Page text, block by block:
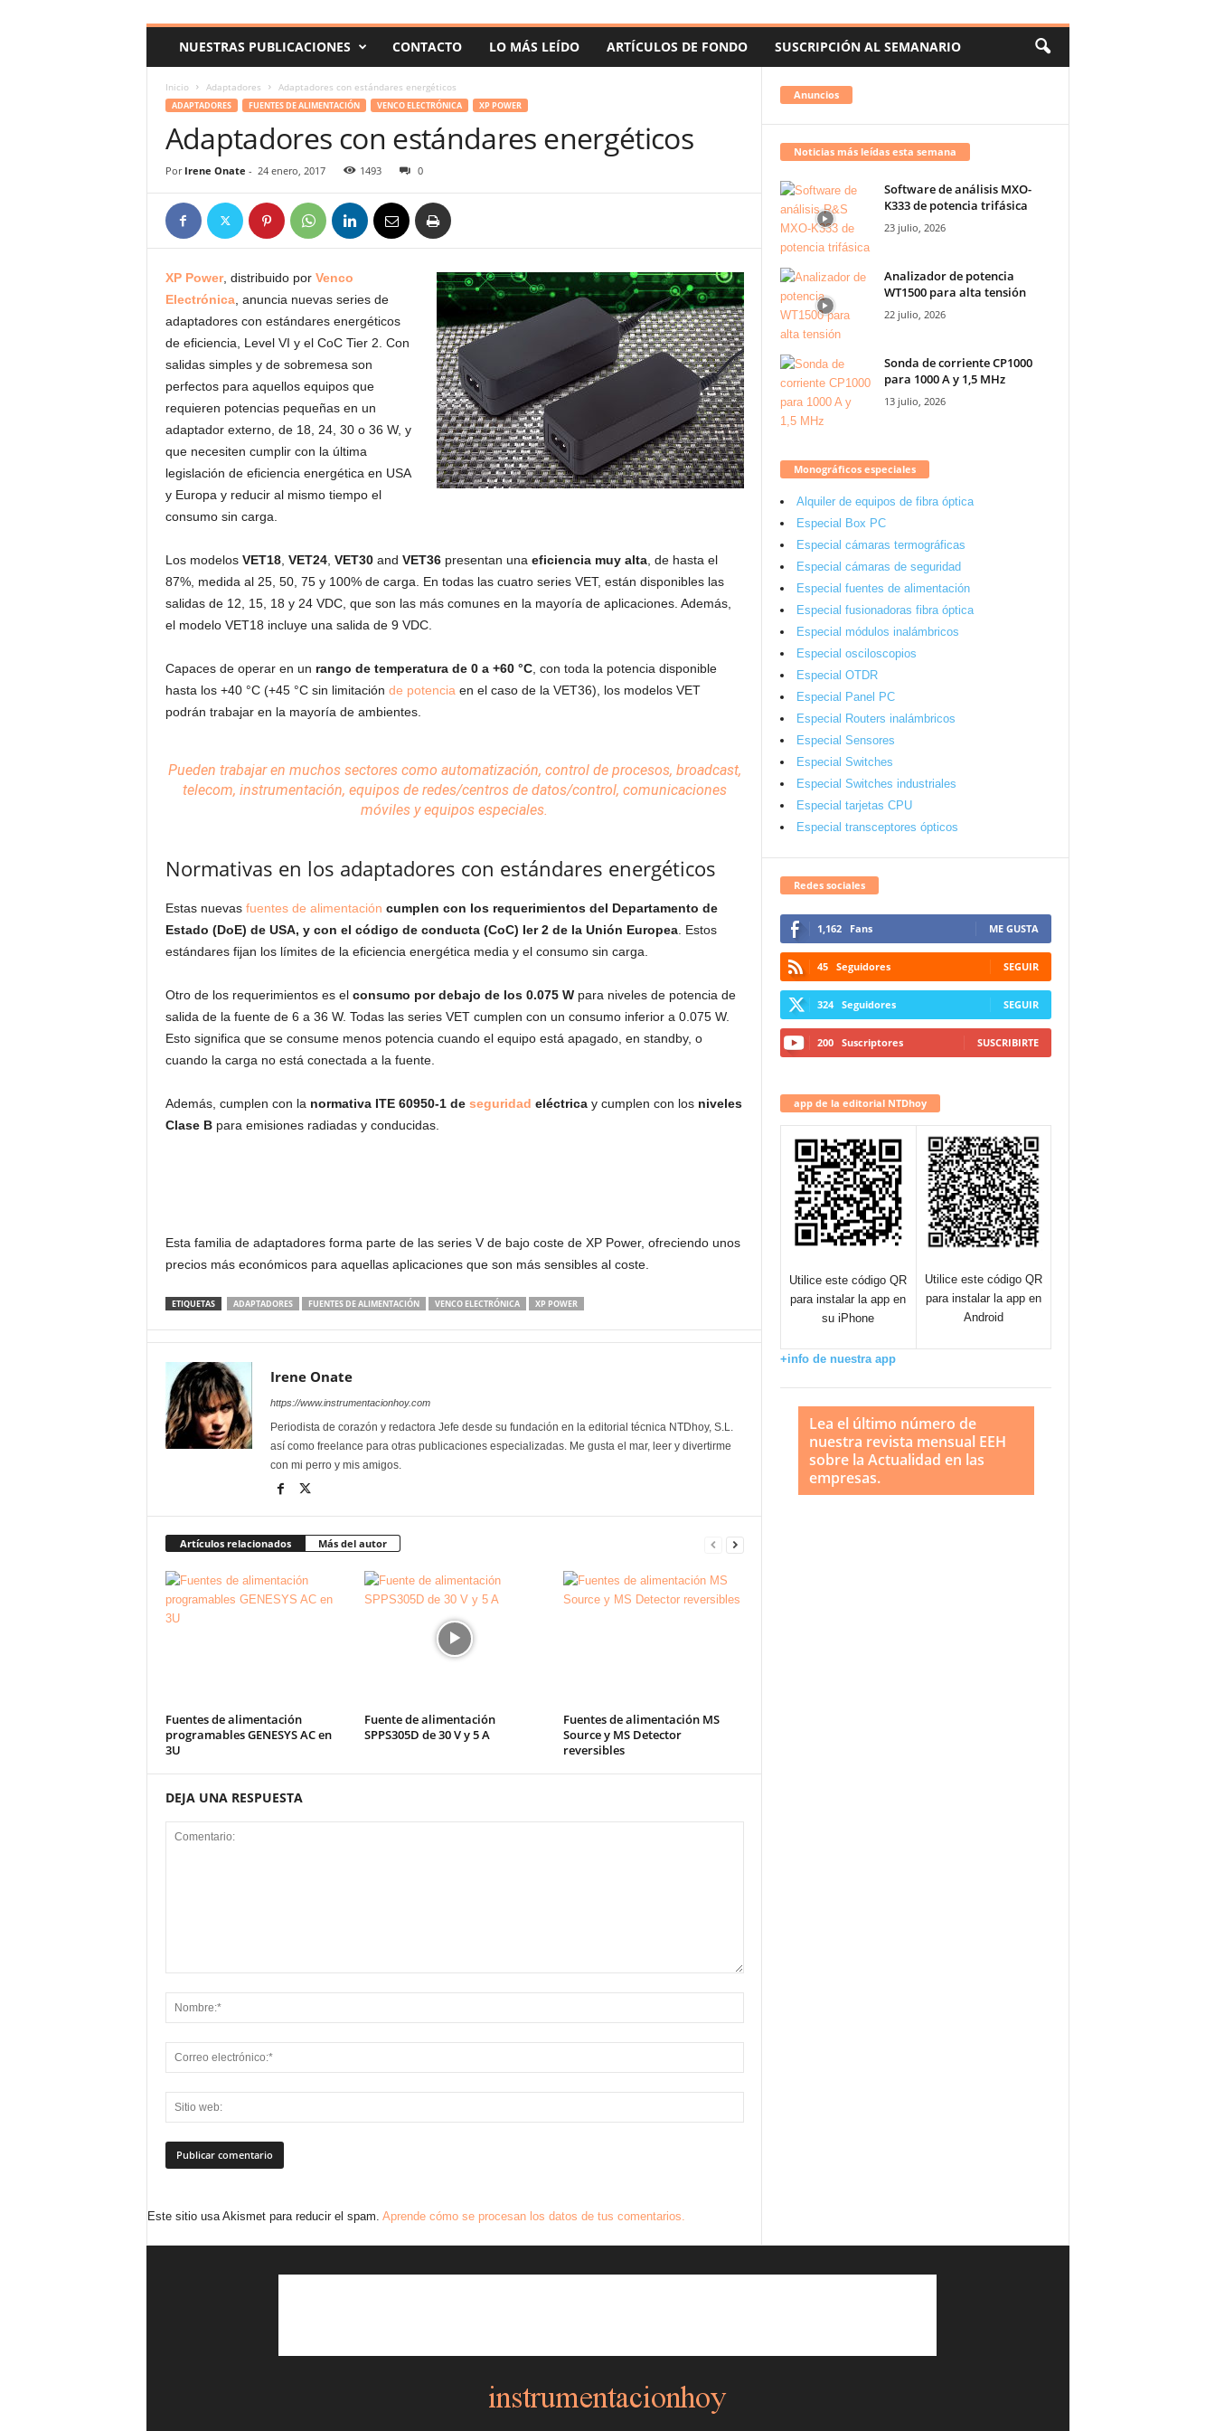
o
NUESTRAS PUBLICACIONES CONTACTO LO MÁS LEÍDO ARTÍCULOS DE FONDO SUSCRIPCIÓN AL SEMANARIO
Inicio Adaptadores Adaptadores con estándares energéticos
ADAPTADORES FUENTES DE ALIMENTACIÓN VENCO ELECTRÓNICA XP POWER
Adaptadores con estándares energéticos
Por Irene Onate - 24 enero, 2017 1493 0
XP Power, distribuido por Venco
Electrónica, anuncia nuevas series de
adaptadores con estándares energéticos
de eficiencia, Level VI y el CoC Tier 2. Con
salidas simples y de sobremesa son
perfectos para aquellos equipos que
requieren potencias pequeñas en un
adaptador externo, de 18, 24, 30 o 36 W, y
que necesiten cumplir con la última
legislación de eficiencia energética en USA
y Europa y reducir al mismo tiempo el
consumo sin carga.
Los modelos VET18, VET24, VET30and VET36presentan una eficiencia muy alta, de hasta el
87%, medida al 25, 50, 75 y 100% de carga. En todas las cuatro series VET, están disponibles las
salidas de 12, 15, 18 y 24 VDC, que son las más comunes en la mayoría de aplicaciones. Además,
el modelo VET18 incluye una salida de 9 VDC.
Capaces de operar en un rango de temperatura de 0 a +60 °C, con toda la potencia disponible
hasta los +40 °C (+45 °C sin limitación de potencia en el caso de la VET36), los modelos VET
podrán trabajar en la mayoría de ambientes.
Pueden trabajar en muchos sectores como automatización, control de procesos, broadcast,
telecom, instrumentación, equipos de redes/centros de datos/control, comunicaciones
móviles y equipos especiales.
Normativas en los adaptadores con estándares energéticos
Estas nuevas fuentes de alimentación cumplen con los requerimientos del Departamento de
Estado (DoE) de USA, y con el código de conducta (CoC) Ier 2 de la Unión Europea. Estos
estándares fijan los límites de la eficiencia energética media y el consumo sin carga.
Otro de los requerimientos es el consumo por debajo de los 0.075 Wpara niveles de potencia de
salida de la fuente de 6 a 36 W. Todas las series VET cumplen con un consumo inferior a 0.075 W.
Esto significa que se consume menos potencia cuando el equipo está apagado, en standby, o
cuando la carga no está conectada a la fuente.
Además, cumplen con la normativa ITE 60950-1 de seguridad eléctricay cumplen con los niveles
Clase Bpara emisiones radiadas y conducidas.
Esta familia de adaptadores forma parte de las series V de bajo coste de XP Power, ofreciendo unos
precios más económicos para aquellas aplicaciones que son más sensibles al coste.
ETIQUETAS ADAPTADORES FUENTES DE ALIMENTACIÓN VENCO ELECTRÓNICA XP POWER
Irene Onate
https://www.instrumentacionhoy.com
Periodista de corazón y redactora Jefe desde su fundación en la editorial técnica NTDhoy, S.L.
así como freelance para otras publicaciones especializadas. Me gusta el mar, leer y divertirme
con mi perro y mis amigos.
Artículos relacionados Más del autor
Fuentes de alimentación
programables GENESYS AC en
3U
Fuente de alimentación
SPPS305D de 30 V y 5 A
Fuentes de alimentación MS
Source y MS Detector
reversibles
DEJA UNA RESPUESTA
Este sitio usa Akismet para reducir el spam. Aprende cómo se procesan los datos de tus comentarios.
Anuncios
Noticias más leídas esta semana
Software de análisis MXO-
K333 de potencia trifásica
23 julio, 2026
Analizador de potencia
WT1500 para alta tensión
22 julio, 2026
Sonda de corriente CP1000
para 1000 A y 1,5 MHz
13 julio, 2026
Monográficos especiales
Alquiler de equipos de fibra óptica
Especial Box PC
Especial cámaras termográficas
Especial cámaras de seguridad
Especial fuentes de alimentación
Especial fusionadoras fibra óptica
Especial módulos inalámbricos
Especial osciloscopios
Especial OTDR
Especial Panel PC
Especial Routers inalámbricos
Especial Sensores
Especial Switches
Especial Switches industriales
Especial tarjetas CPU
Especial transceptores ópticos
Redes sociales
1,162 Fans ME GUSTA
45 Seguidores SEGUIR
324 Seguidores SEGUIR
200 Suscriptores SUSCRIBIRTE
app de la editorial NTDhoy
Utilice este código QR
para instalar la app en
su iPhone
Utilice este código QR
para instalar la app en
Android
+info de nuestra app
Lea el último número de
nuestra revista mensual EEH
sobre la Actualidad en las
empresas.